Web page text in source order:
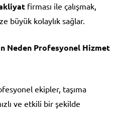
firması ile çalışmak,
büyük kolaylık sağlar.
Neden Profesyonel Hizmet
ekipler, taşıma
ve etkili bir şekilde